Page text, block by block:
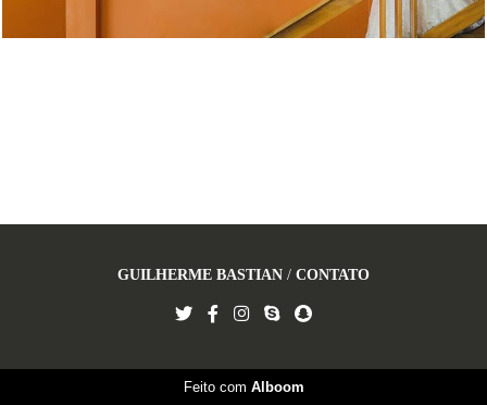
GUILHERME BASTIAN / CONTATO
Feito com Alboom